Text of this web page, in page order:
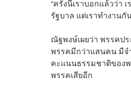
“ครั้งนี้เราบอกแล้วว่า
รัฐบาล แต่เราทํางาน
ณัฐพงษ์เผยว่า พรรคป
พรรคมีกว่าแสนคน มีจํ
คะแนนธรรมชาติของ
พรรคเสียอีก